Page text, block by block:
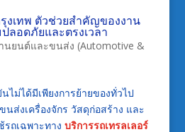
งเทพ ตัวช่วยสำคัญของงาน
ลอดภัยและตรงเวลา
นยนต์และขนส่ง (Automotive &
ม่ได้มีเพียงการย้ายของทั่วไป
นส่งเครื่องจักร วัสดุก่อสร้าง และ
ถเฉพาะทาง บริการรถเทรลเลอร์